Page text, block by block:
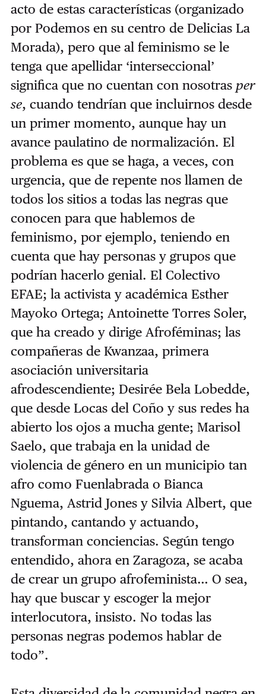
acto de estas características (organizado
por Podemos en su centro de Delicias La
Morada), pero que al feminismo se le
tenga que apellidar ‘interseccional’
significa que no cuentan con nosotras per
se, cuando tendrían que incluirnos desde
un primer momento, aunque hay un
avance paulatino de normalización. El
problema es que se haga, a veces, con
urgencia, que de repente nos llamen de
todos los sitios a todas las negras que
conocen para que hablemos de
feminismo, por ejemplo, teniendo en
cuenta que hay personas y grupos que
podrían hacerlo genial. El Colectivo
EFAE; la activista y académica Esther
Mayoko Ortega; Antoinette Torres Soler,
que ha creado y dirige Afroféminas; las
compañeras de Kwanzaa, primera
asociación universitaria
afrodescendiente; Desirée Bela Lobedde,
que desde Locas del Coño y sus redes ha
abierto los ojos a mucha gente; Marisol
Saelo, que trabaja en la unidad de
violencia de género en un municipio tan
afro como Fuenlabrada o Bianca
Nguema, Astrid Jones y Silvia Albert, que
pintando, cantando y actuando,
transforman conciencias. Según tengo
entendido, ahora en Zaragoza, se acaba
de crear un grupo afrofeminista… O sea,
hay que buscar y escoger la mejor
interlocutora, insisto. No todas las
personas negras podemos hablar de
todo”.